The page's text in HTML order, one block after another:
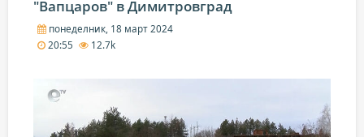
"Вапцаров" в Димитровград
понеделник, 18 март 2024
20:55
12.7k